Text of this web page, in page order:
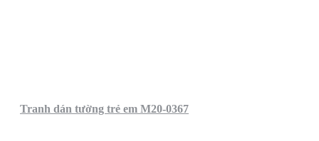
Tranh dán tường trẻ em M20-0367